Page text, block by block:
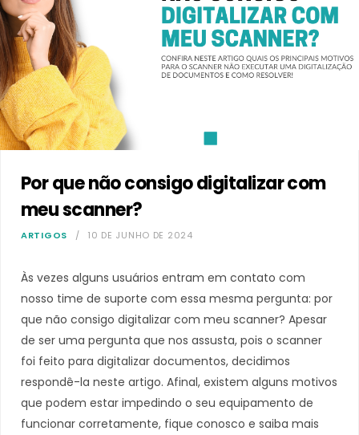
Por que não consigo digitalizar com
meu scanner?
ARTIGOS 10 DE JUNHO DE 2024
Às vezes alguns usuários entram em contato com
nosso time de suporte com essa mesma pergunta: por
que não consigo digitalizar com meu scanner? Apesar
de ser uma pergunta que nos assusta, pois o scanner
foi feito para digitalizar documentos, decidimos
respondê-la neste artigo. Afinal, existem alguns motivos
que podem estar impedindo o seu equipamento de
funcionar corretamente, fique conosco e saiba mais